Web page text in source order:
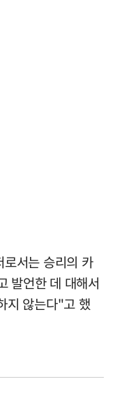
서는 승리의 카
발언한 데 대해서
지 않는다"고 했